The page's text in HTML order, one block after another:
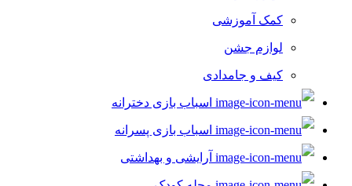
کمک آموزشی
لوازم جشن
کیف و جامدادی
اسباب بازی دخترانه
اسباب بازی پسرانه
آرایشی و بهداشتی